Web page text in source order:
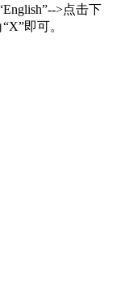
>点击下
即可。